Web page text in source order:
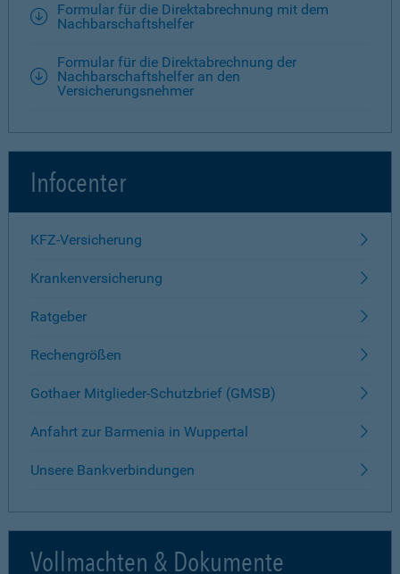
Formular für die Direktabrechnung mit dem
Nachbarschaftshelfer
Formular für die Direktabrechnung der
Nachbarschaftshelfer an den
Versicherungsnehmer
Infocenter
KFZ-Versicherung
Krankenversicherung
Ratgeber
Rechengrößen
Gothaer Mitglieder-Schutzbrief (GMSB)
Anfahrt zur Barmenia in Wuppertal
Unsere Bankverbindungen
Vollmachten & Dokumente